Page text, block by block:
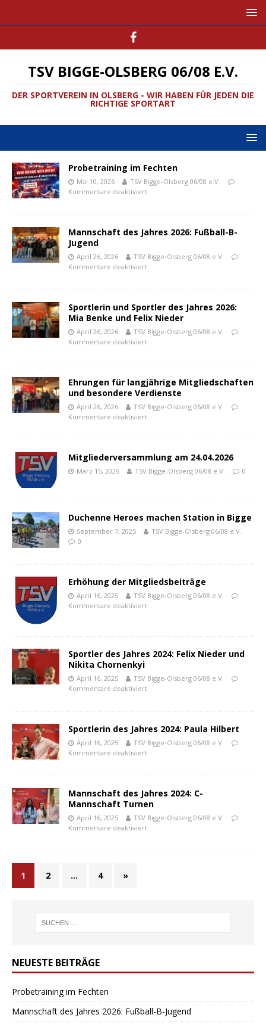
TSV BIGGE-OLSBERG 06/08 E.V.
DER SPORTVEREIN IN OLSBERG - WIR HABEN FÜR JEDEN DIE
RICHTIGE SPORTART
Probetraining im Fechten
Mai 10, 2026
TSV Bigge-Olsberg 06/08 e.V.
Kommentare deaktiviert
Mannschaft des Jahres 2026: Fußball-B-
Jugend
April 26, 2026
TSV Bigge-Olsberg 06/08 e.V.
Kommentare deaktiviert
Sportlerin und Sportler des Jahres 2026:
Mia Benke und Felix Nieder
April 26, 2026
TSV Bigge-Olsberg 06/08 e.V.
Kommentare deaktiviert
Ehrungen für langjährige Mitgliedschaften
und besondere Verdienste
April 26, 2026
TSV Bigge-Olsberg 06/08 e.V.
Kommentare deaktiviert
Mitgliederversammlung am 24.04.2026
März 15, 2026 TSV Bigge-Olsberg 06/08 e.V. 0
Duchenne Heroes machen Station in Bigge
September 7, 2025
TSV Bigge-Olsberg 06/08 e.V.
0
Erhöhung der Mitgliedsbeiträge
April 16, 2025
TSV Bigge-Olsberg 06/08 e.V.
Kommentare deaktiviert
Sportler des Jahres 2024: Felix Nieder und
Nikita Chornenkyi
April 16, 2025
TSV Bigge-Olsberg 06/08 e.V.
Kommentare deaktiviert
Sportlerin des Jahres 2024: Paula Hilbert
April 16, 2025
TSV Bigge-Olsberg 06/08 e.V.
Kommentare deaktiviert
Mannschaft des Jahres 2024: C-
Mannschaft Turnen
April 16, 2025
TSV Bigge-Olsberg 06/08 e.V.
Kommentare deaktiviert
1 2 … 4 »
NEUESTE BEITRÄGE
Probetraining im Fechten
Mannschaft des Jahres 2026: Fußball-B-Jugend